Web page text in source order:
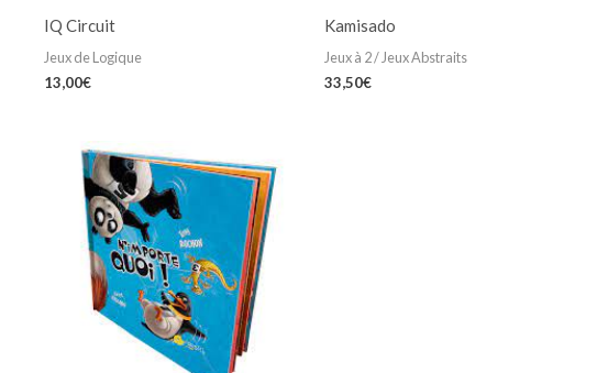
IQ Circuit
Jeux de Logique
13,00€
Kamisado
Jeux à 2 / Jeux Abstraits
33,50€